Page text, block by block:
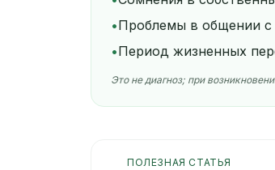
•Проблемы в общении с
•Период жизненных
Это не диагноз; при
ПОЛЕЗНАЯ СТАТЬЯ